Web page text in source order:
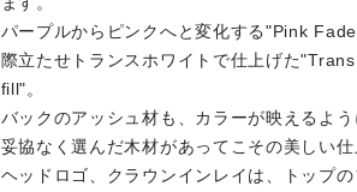
パープルからピンクへと変化する"Pink
際立たせトランスホワイトで仕上げた
fill"。
バックのアッシュ材も、カラーが映えるよう
妥協なく選んだ木材があってこその美しい仕
ヘッドロゴ、クラウンインレイは、トップ